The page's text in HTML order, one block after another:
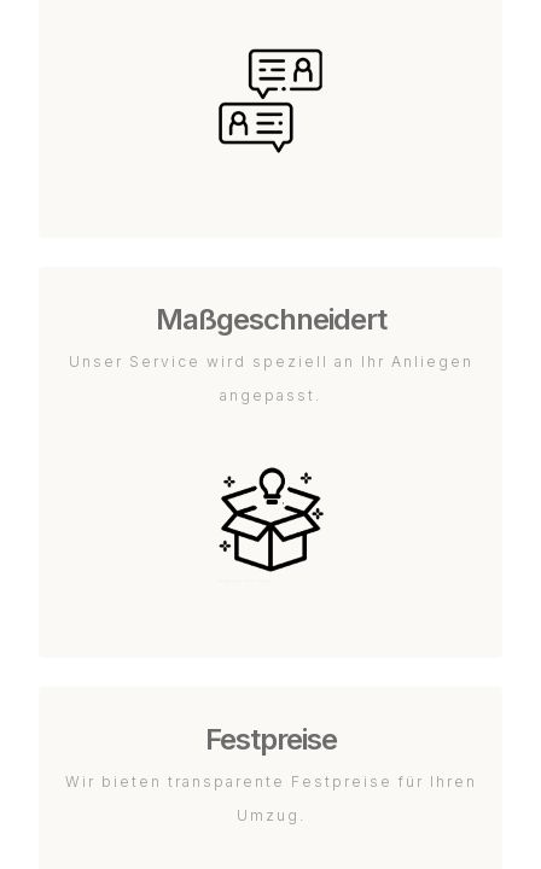
Maßgeschneidert
Unser Service wird speziell an Ihr Anliegen
angepasst.
Festpreise
Wir bieten transparente Festpreise für Ihren
Umzug.